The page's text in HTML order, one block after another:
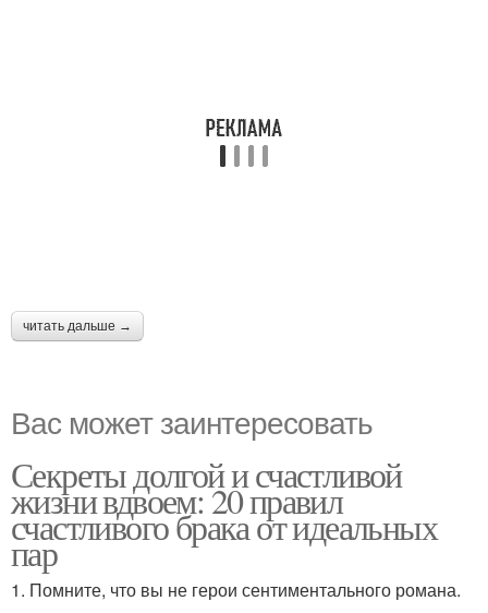
читать дальше →
Вас может заинтересовать
Секреты долгой и счастливой
жизни вдвоем: 20 правил
счастливого брака от идеальных
пар
1. Помните, что вы не герои сентиментального романа.